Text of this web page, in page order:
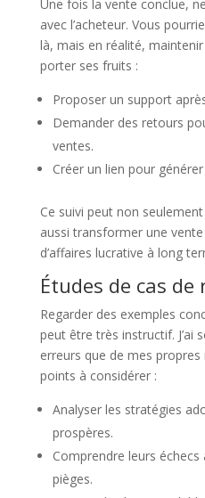
Une fois la vente conclue,
avec l’acheteur. Vous
là, mais en réalité,
porter ses fruits :
Proposer un support
Demander des retours
ventes.
Créer un lien pour
Ce suivi peut non
aussi transformer une
d’affaires lucrative à long
Études de cas de
Regarder des exemples
peut être très instructif. J’ai
erreurs que de mes propres
points à considérer :
Analyser les stratégies
prospères.
Comprendre leurs échecs
pièges.